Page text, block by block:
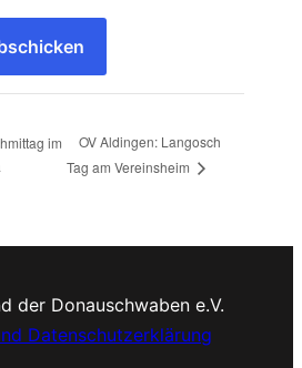
im
OV Aldingen: Langosch
Tag am Vereinsheim
der Donauschwaben e.V.
Datenschutzerklärung